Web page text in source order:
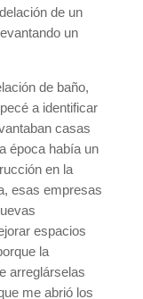
de un
un
de baño,
a identificar
casas
época había un
en la
esas empresas
espacios
la
arreglárselas
me abrió los